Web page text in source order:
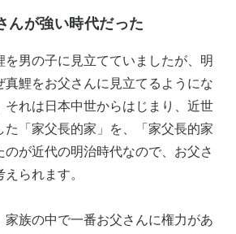
んが強い時代だった
を男の子に見立てていましたが、明
真鯉をお父さんに見立てるようにな
それは日本中世からはじまり、近世
た「家父長的家」を、「家父長的家
が近代の明治時代なので、お父さ
られます。
家族の中で一番お父さんに権力があ